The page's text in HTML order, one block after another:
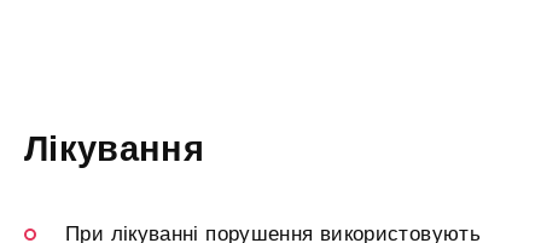
Лікування
При лікуванні порушення використовують